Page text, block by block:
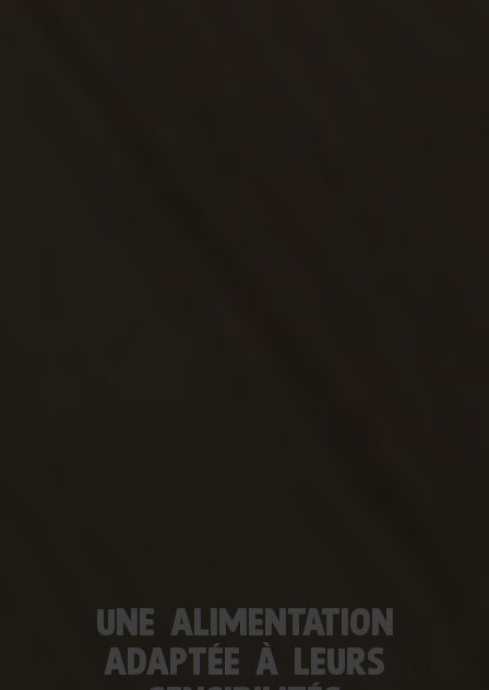
LES MINI TUBES CRÉMEUX
UNE ALIMENTATION
ADAPTÉE À LEURS
ABONNEZ-VOUS
& ÉCONOMISEZ !